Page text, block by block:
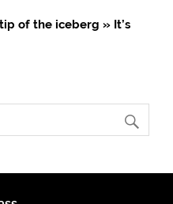
of the iceberg » It’s